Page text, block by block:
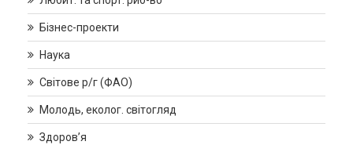
Бізнес-проекти
Наука
Світове р/г (ФАО)
Молодь, еколог. світогляд
Здоров’я